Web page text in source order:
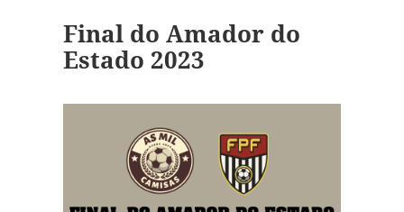
Final do Amador do
Estado 2023